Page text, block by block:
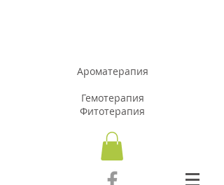
Ароматерапия
Гемотерапия
Фитотерапия